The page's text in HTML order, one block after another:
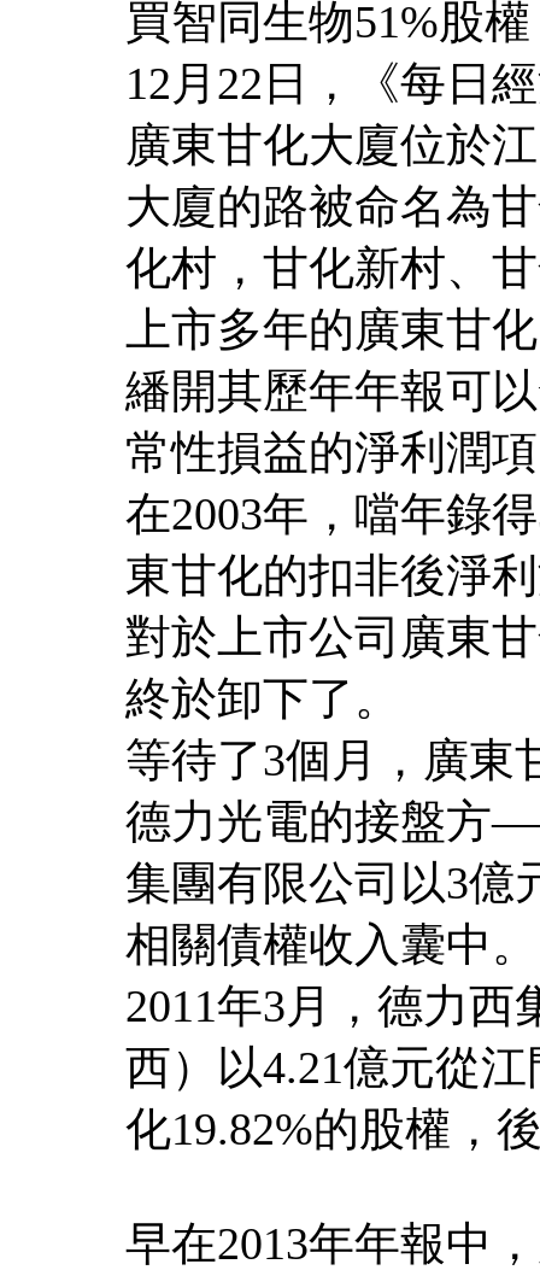
買智同生物51%股
12月22日，《每日
廣東甘化大廈位於
大廈的路被命名為
化村，甘化新村、
上市多年的廣東甘
繙開其歷年年報可
常性損益的淨利潤
在2003年，噹年錄
東甘化的扣非後淨
對於上市公司廣東
終於卸下了。
等待了3個月，廣東
德力光電的接盤方
集團有限公司以3億
相關債權收入囊中。
2011年3月，德力
西）以4.21億元從
化19.82%的股權，
早在2013年年報中